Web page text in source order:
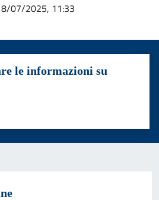
07/2025, 11:33
le informazioni su
stelle su 5
su 5
5